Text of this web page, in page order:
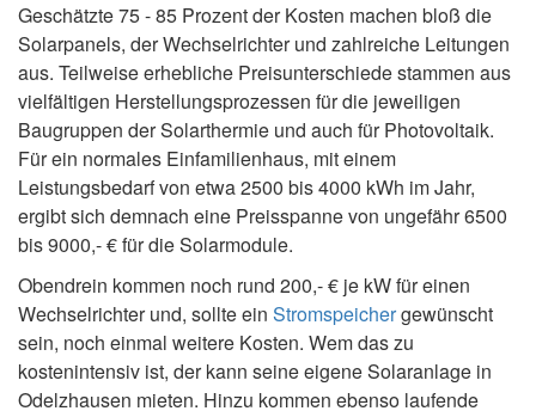
Geschätzte 75 - 85 Prozent der Kosten machen bloß die
Solarpanels, der Wechselrichter und zahlreiche Leitungen
aus. Teilweise erhebliche Preisunterschiede stammen aus
vielfältigen Herstellungsprozessen für die jeweiligen
Baugruppen der Solarthermie und auch für Photovoltaik.
Für ein normales Einfamilienhaus, mit einem
Leistungsbedarf von etwa 2500 bis 4000 kWh im Jahr,
ergibt sich demnach eine Preisspanne von ungefähr 6500
bis 9000,- € für die Solarmodule.
Obendrein kommen noch rund 200,- € je kW für einen
Wechselrichter und, sollte ein Stromspeichergewünscht
sein, noch einmal weitere Kosten. Wem das zu
kostenintensiv ist, der kann seine eigene Solaranlage in
Odelzhausen mieten. Hinzu kommen ebenso laufende